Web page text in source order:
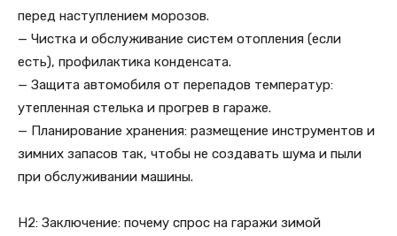
перед наступлением морозов.
— Чистка и обслуживание систем отопления (если
есть), профилактика конденсата.
— Защита автомобиля от перепадов температур:
утепленная стелька и прогрев в гараже.
— Планирование хранения: размещение инструментов и
зимних запасов так, чтобы не создавать шума и пыли
при обслуживании машины.
H2: Заключение: почему спрос на гаражи зимой